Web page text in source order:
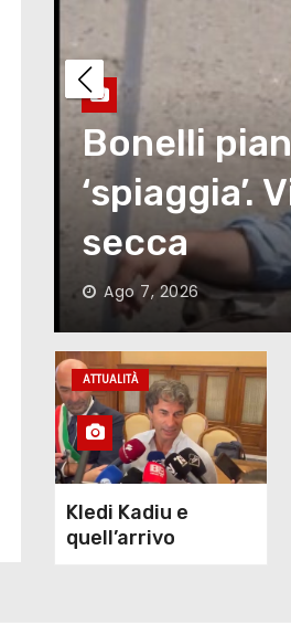
quando la
Ago 7, 2026
ATTUALITÀ
Kledi Kadiu e
quell’arrivo